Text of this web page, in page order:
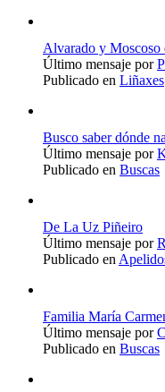
Alvarado y Moscoso
Último mensaje por
Publicado en Liñaxes
Busco saber dónde
Último mensaje por
Publicado en Buscas
De La Uz Piñeiro
Último mensaje por
Publicado en
Familia María
Último mensaje por
Publicado en Buscas